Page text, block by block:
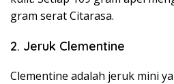
gram serat Citarasa.
2. Jeruk Clementine
Clementine adalah jeruk mini